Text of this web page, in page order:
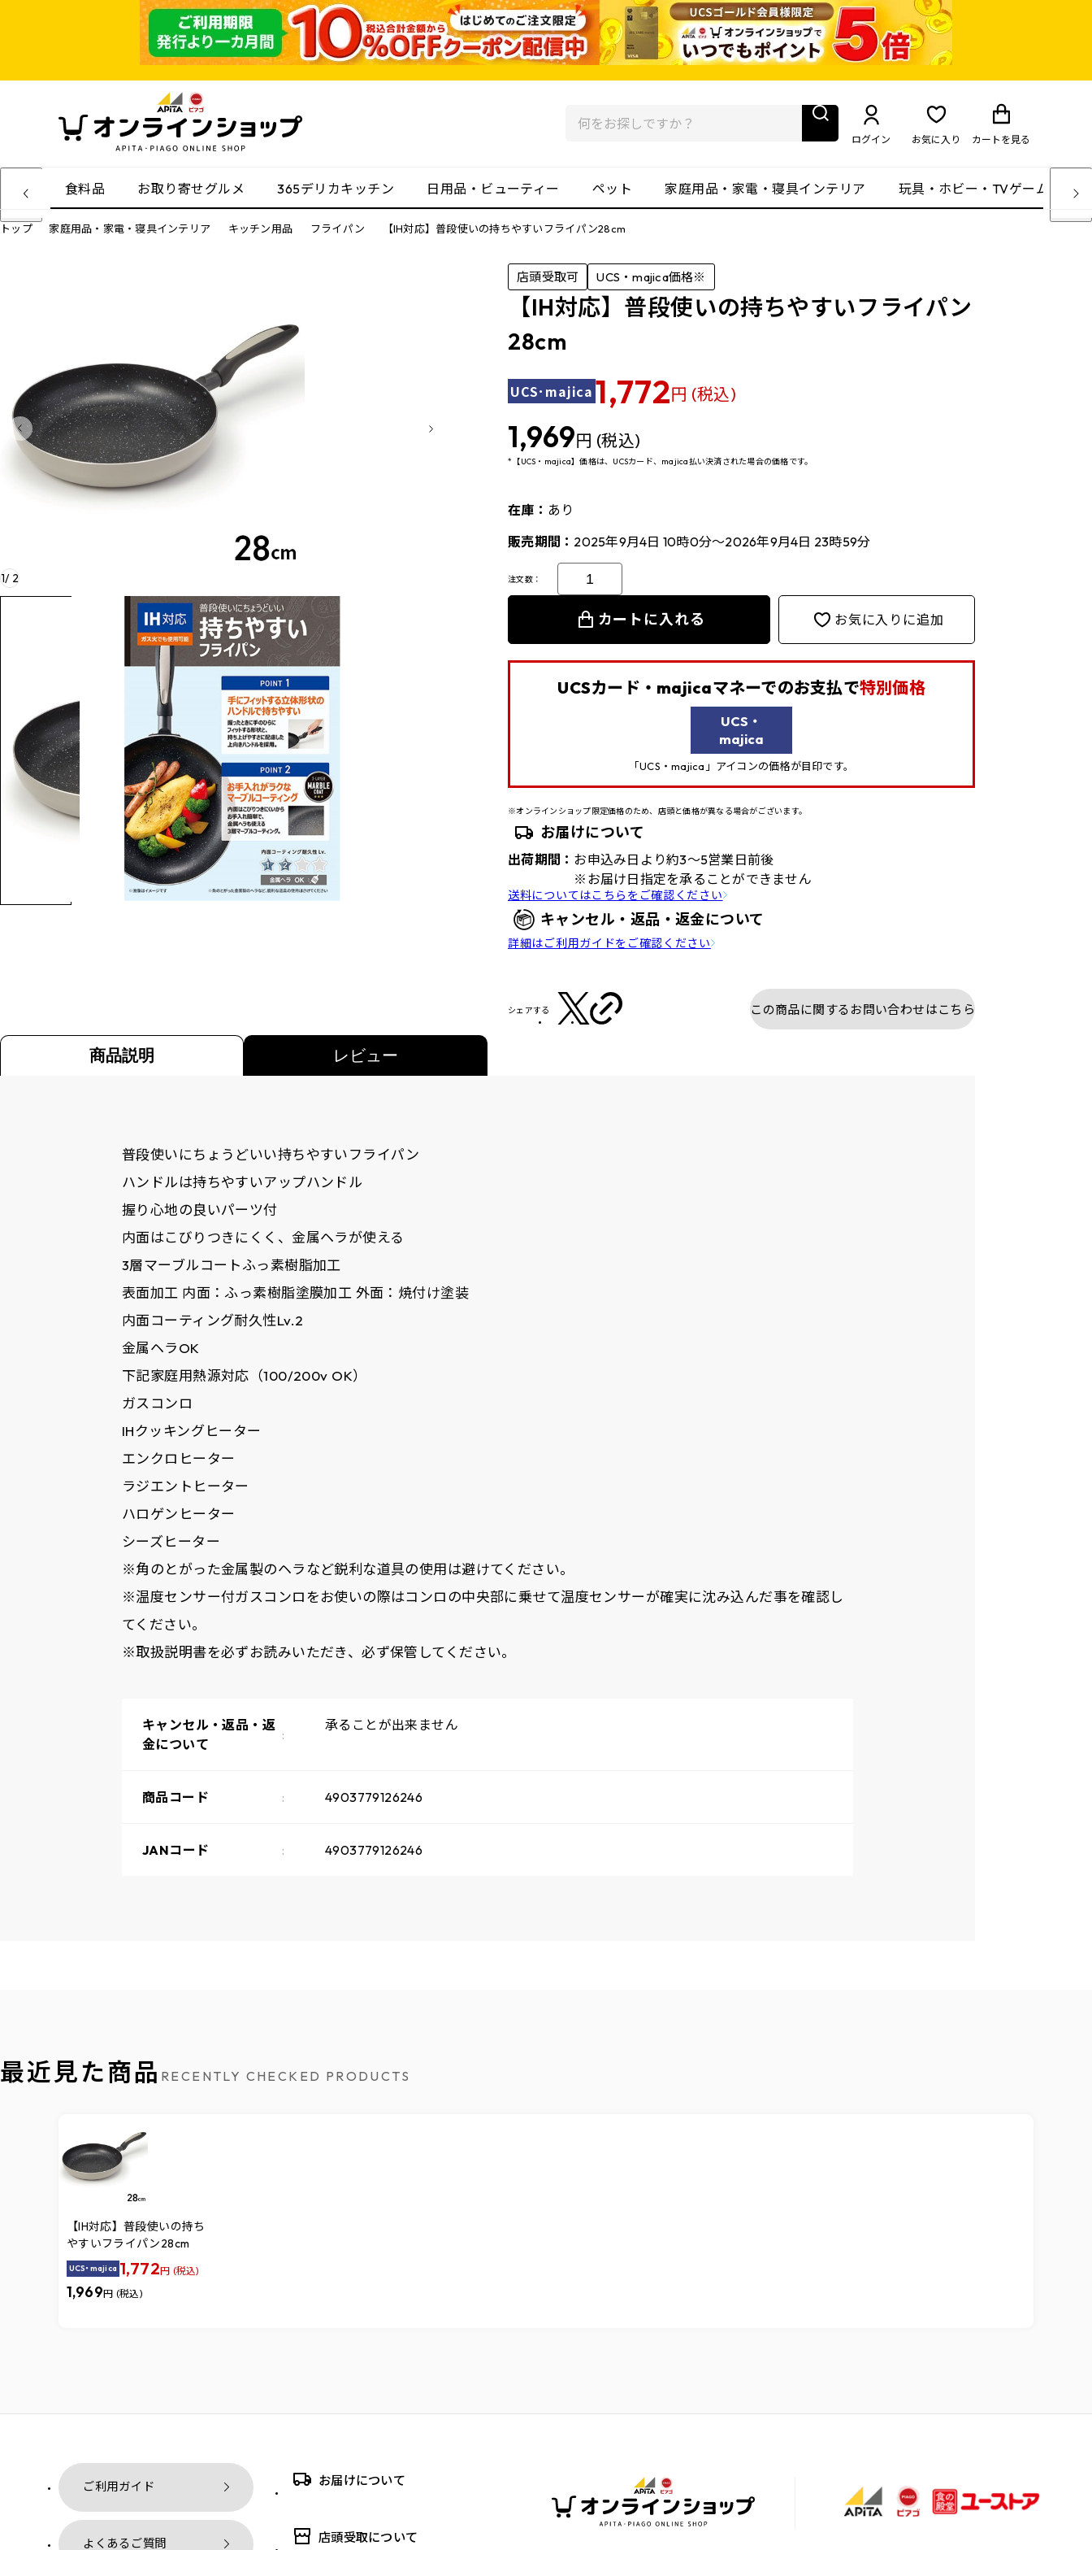
ログイン お気に入り カート を見る
食料品 お取り寄せグルメ 365デリカキッチン 日用品・ビューティー ペット 家庭用品・家電・寝具インテリア 玩具・ホビー・TVゲーム
トップ 家庭用品・家電・寝具インテリア キッチン用品 フライパン 【IH対応】普段使いの持ちやすいフライパン28cm
1/ 2
店頭受取可 UCS・majica価格※
【IH対応】普段使いの持ちやすいフライパン
28cm
UCS･majica 1,772円 (税込)
1,969円 (税込)
*【UCS・majica】価格は、UCSカード、majica払い決済された場合の価格です。
在庫： あり
販売期間： 2025年9月4日 10時0分～2026年9月4日 23時59分
注文数：
カートに入れる お気に入りに追加
UCSカード・majicaマネーでのお支払で特別価格
UCS・
majica
「UCS・majica」アイコンの価格が目印です。
※オンラインショップ限定価格のため、店頭と価格が異なる場合がございます。
お届けについて
出荷期間： お申込み日より約3～5営業日前後
※お届け日指定を承ることができません
送料についてはこちらをご確認ください
キャンセル・返品・返金について
詳細はご利用ガイドをご確認ください
シェアする この商品に関するお問い合わせはこちら
商品説明 レビュー
普段使いにちょうどいい持ちやすいフライパン
ハンドルは持ちやすいアップハンドル
握り心地の良いパーツ付
内面はこびりつきにくく、金属ヘラが使える
3層マーブルコートふっ素樹脂加工
表面加工 内面：ふっ素樹脂塗膜加工 外面：焼付け塗装
内面コーティング耐久性Lv.2
金属ヘラOK
下記家庭用熱源対応（100/200v OK）
ガスコンロ
IHクッキングヒーター
エンクロヒーター
ラジエントヒーター
ハロゲンヒーター
シーズヒーター
※角のとがった金属製のヘラなど鋭利な道具の使用は避けてください。
※温度センサー付ガスコンロをお使いの際はコンロの中央部に乗せて温度センサーが確実に沈み込んだ事を確認し
てください。
※取扱説明書を必ずお読みいただき、必ず保管してください。
キャンセル・返品・返
金について
承ることが出来ません
商品コード 4903779126246
JANコード 4903779126246
最近見た商品 RECENTLY CHECKED PRODUCTS
【IH対応】普段使いの持ち
やすいフライパン28cm
UCS・majica 1,772円 (税込)
1,969円 (税込)
ご利用ガイド
よくあるご質問
お届けについて
店頭受取について